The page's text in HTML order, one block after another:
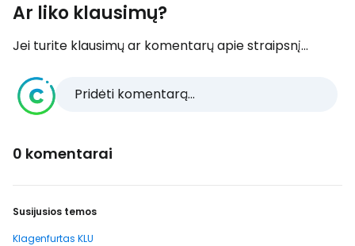
Ar liko klausimų?
Jei turite klausimų ar komentarų apie straipsnį...
Pridėti komentarą...
0 komentarai
Susijusios temos
Klagenfurtas KLU